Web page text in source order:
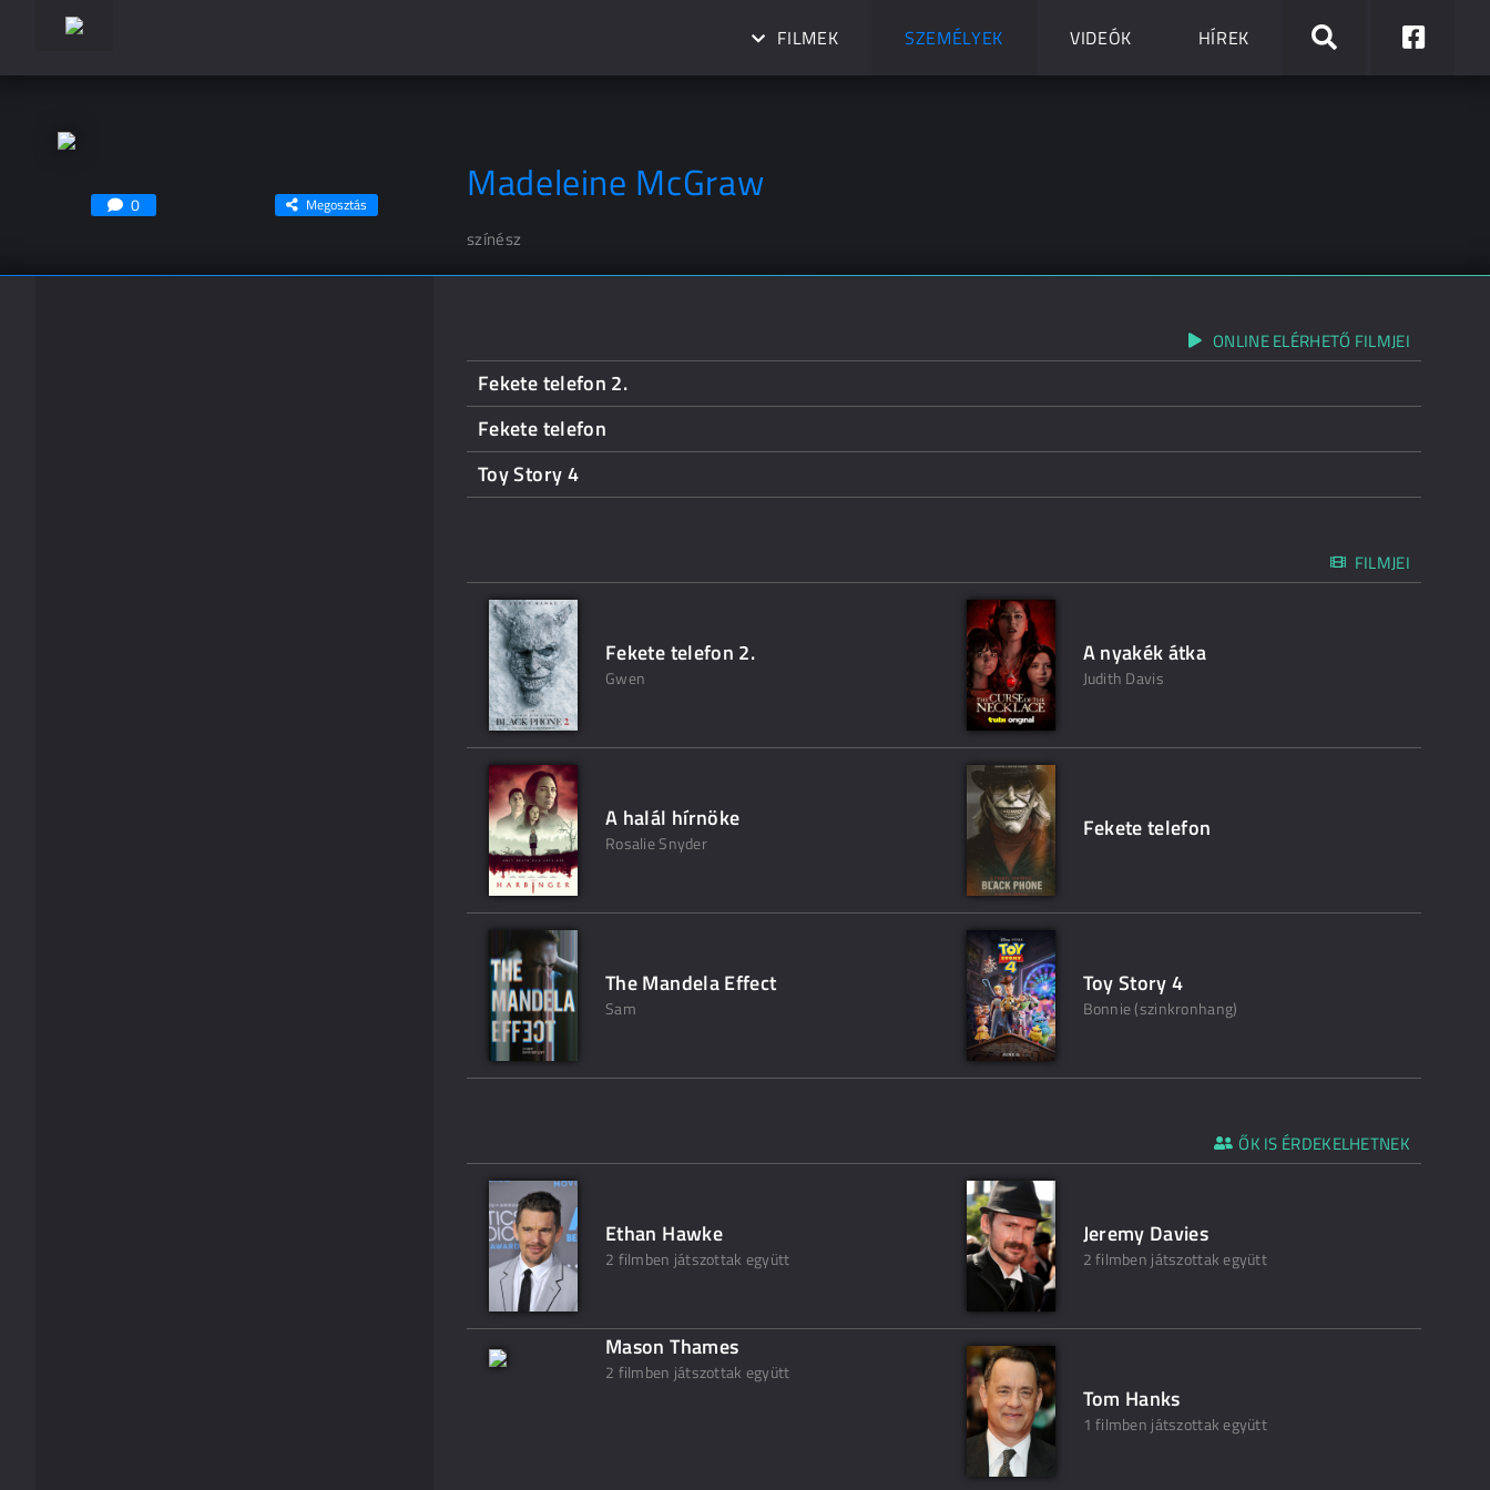
FILMEK SZEMÉLYEK VIDEÓK HÍREK
Madeleine McGraw
színész
0 Megosztás
ONLINE ELÉRHETŐ FILMJEI
Fekete telefon 2.
Fekete telefon
Toy Story 4
FILMJEI
Fekete telefon 2.
Gwen
A nyakék átka
Judith Davis
A halál hírnöke
Rosalie Snyder
Fekete telefon
The Mandela Effect
Sam
Toy Story 4
Bonnie (szinkronhang)
ŐK IS ÉRDEKELHETNEK
Ethan Hawke
2 filmben játszottak együtt
Jeremy Davies
2 filmben játszottak együtt
Mason Thames
2 filmben játszottak együtt
Tom Hanks
1 filmben játszottak együtt